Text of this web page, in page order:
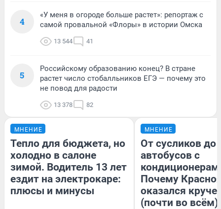
4
«У меня в огороде больше растет»: репортаж с
самой провальной «Флоры» в истории Омска
13 544 41
5
Российскому образованию конец? В стране
растет число стобалльников ЕГЭ — почему это
не повод для радости
13 378 82
МНЕНИЕ
Тепло для бюджета, но
холодно в салоне
зимой. Водитель 13 лет
ездит на электрокаре:
плюсы и минусы
МНЕНИЕ
От сусликов до
автобусов с
Почему
оказался
(почти во всём)